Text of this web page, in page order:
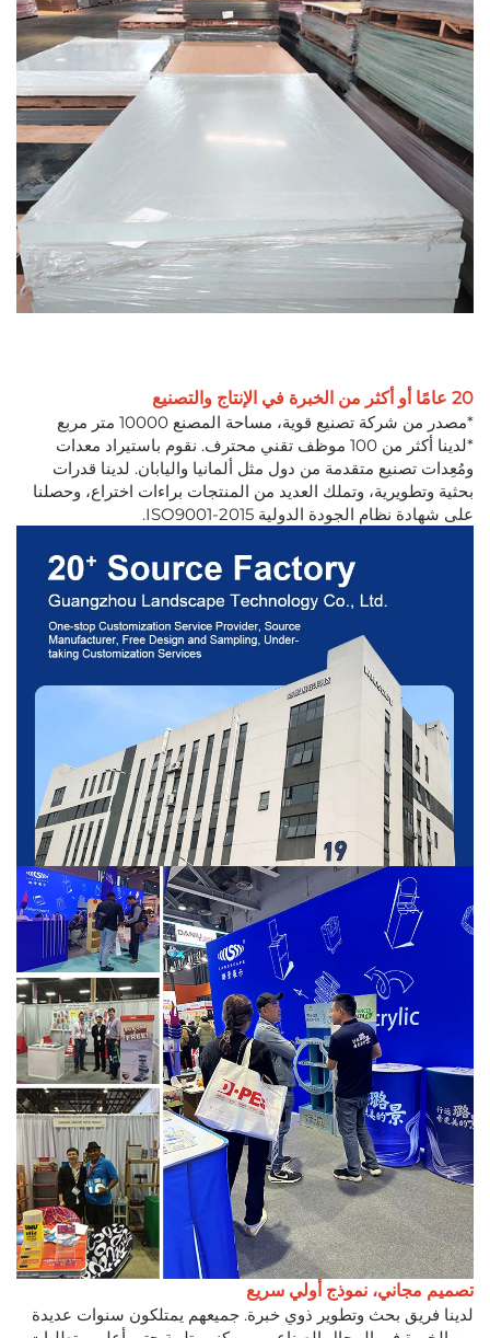
20 عامًا أو أكثر من الخبرة في الإنتاج والتصنيع
*مصدر من شركة تصنيع قوية، مساحة المصنع 10000 متر مربع
*لدينا أكثر من 100 موظف تقني محترف. نقوم باستيراد معدات
ومُعِدات تصنيع متقدمة من دول مثل ألمانيا واليابان. لدينا قدرات
بحثية وتطويرية، وتملك العديد من المنتجات براءات اختراع، وحصلنا
على شهادة نظام الجودة الدولية ISO9001-2015.
تصميم مجاني، نموذج أولي سريع
لدينا فريق بحث وتطوير ذوي خبرة. جميعهم يمتلكون سنوات عديدة